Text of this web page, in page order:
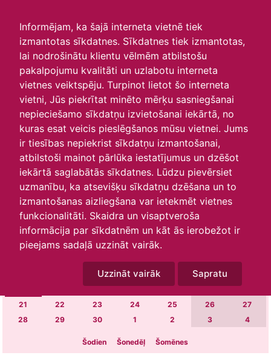
Informējam, ka šajā interneta vietnē tiek
izmantotas sīkdatnes. Sīkdatnes tiek izmantotas,
lai nodrošinātu klientu vēlmēm atbilstošu
pakalpojumu kvalitāti un uzlabotu interneta
vietnes veiktspēju. Turpinot lietot šo interneta
vietni, Jūs piekrītat minēto mērķu sasniegšanai
nepieciešamo sīkdatņu izvietošanai iekārtā, no
kuras esat veicis pieslēgšanos mūsu vietnei. Jums
ir tiesības nepiekrist sīkdatņu izmantošanai,
atbilstoši mainot pārlūka iestatījumus un dzēšot
iekārtā saglabātās sīkdatnes. Lūdzu pievērsiet
uzmanību, ka atsevišķu sīkdatņu dzēšana un to
izmantošanas aizliegšana var ietekmēt vietnes
funkcionalitāti. Skaidra un visaptveroša
informācija par sīkdatnēm un kāt ās ierobežot ir
pieejams sadaļā uzzināt vairāk.
Uzzināt vairāk Sapratu
Skats :
Aktuālie
Šodien Šonedēļ
Šomēnes
Arhīvs
O T S
9 10 12
16 17 18 19
21
22 23 24 25 26
27
28
29 30 1 2 3 4
Šodien Šonedēļ Šomēnes